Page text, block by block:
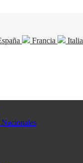
Francia Italia